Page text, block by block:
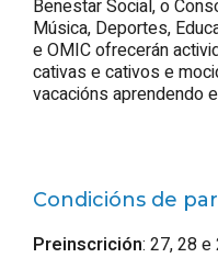
Benestar Social, o
Música, Deportes,
e OMIC ofrecerán
cativas e cativos e
vacacións aprendendo
Condicións de
Preinscrición: 27, 28